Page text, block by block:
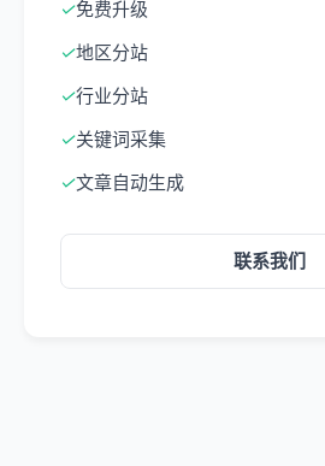
✓免费升级
✓地区分站
✓行业分站
✓关键词采集
✓文章自动生成
联系我们